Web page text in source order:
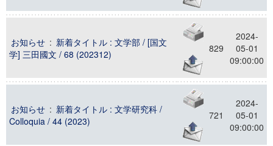
お知らせ : 新着タイトル : 文学部 / [国文
学] 三田國文 / 68 (202312)
829
2024-
05-01
09:00:00
お知らせ : 新着タイトル : 文学研究科 /
Colloquia / 44 (2023)
721
2024-
05-01
09:00:00